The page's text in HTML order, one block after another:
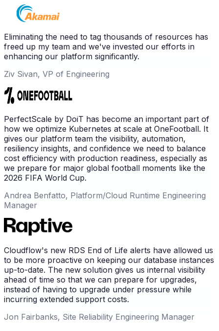
Eliminating the need to tag thousands of resources has
freed up my team and we've invested our efforts in
enhancing our platform significantly.
Ziv Sivan, VP of Engineering
PerfectScale by DoiT has become an important part of
how we optimize Kubernetes at scale at OneFootball. It
gives our platform team the visibility, automation,
resiliency insights, and confidence we need to balance
cost efficiency with production readiness, especially as
we prepare for major global football moments like the
2026 FIFA World Cup.
Andrea Benfatto, Platform/Cloud Runtime Engineering
Manager
Cloudflow's new RDS End of Life alerts have allowed us
to be more proactive on keeping our database instances
up-to-date. The new solution gives us internal visibility
ahead of time so that we can prepare for upgrades,
instead of having to upgrade under pressure while
incurring extended support costs.
Jon Fairbanks, Site Reliability Engineering Manager